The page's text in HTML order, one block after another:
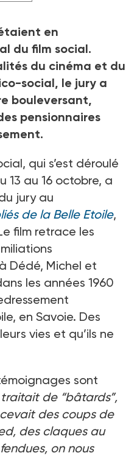
populaire avec
en
du film social.
du cinéma et du
social, le jury a
bouleversant,
pensionnaires
qui s’est déroulé
13 au 16 octobre, a
jury au
de la Belle Etoile,
film retrace les
Dédé, Michel et
les années 1960
en Savoie. Des
vies et qu’ils ne
sont
traitait de “bâtards”,
des coups de
des claques au
on nous